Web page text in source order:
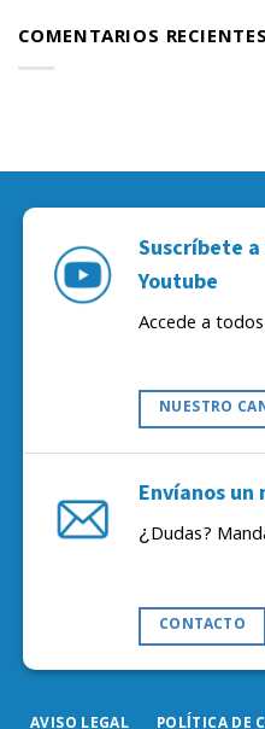
COMENTARIOS RECIENTES
Suscríbete
Youtube
Accede a
NUESTRO
Envíanos un
¿Dudas?
CONTACTO